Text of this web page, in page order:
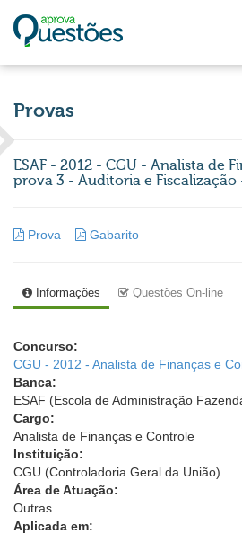
Provas
ESAF - 2012 - CGU - Analista de
prova 3 - Auditoria e Fiscalização
Prova Gabarito
Informações Questões On-line
Concurso:
CGU - 2012 - Analista de Finanças e
Banca:
ESAF (Escola de Administração
Cargo:
Analista de Finanças e Controle
Instituição:
CGU (Controladoria Geral da União)
Área de Atuação:
Outras
Aplicada em: